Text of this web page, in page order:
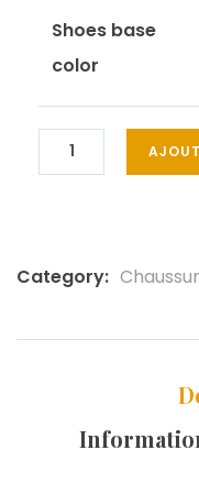
Shoes base
color
Category: